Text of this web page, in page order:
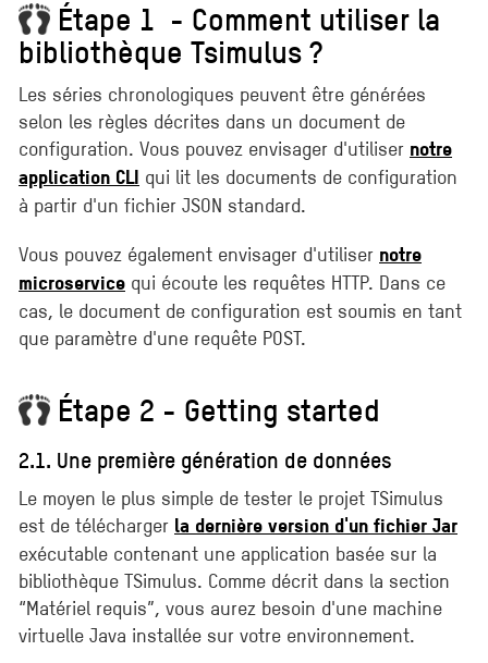
Étape 1 - Comment utiliser la
bibliothèque Tsimulus ?
Les séries chronologiques peuvent être générées
selon les règles décrites dans un document de
configuration. Vous pouvez envisager d'utiliser notre
application CLI qui lit les documents de configuration
à partir d'un fichier JSON standard.
Vous pouvez également envisager d'utiliser notre
microservice qui écoute les requêtes HTTP. Dans ce
cas, le document de configuration est soumis en tant
que paramètre d'une requête POST.
Étape 2 - Getting started
2.1. Une première génération de données
Le moyen le plus simple de tester le projet TSimulus
est de télécharger la dernière version d'un fichier Jar
exécutable contenant une application basée sur la
bibliothèque TSimulus. Comme décrit dans la section
“Matériel requis”, vous aurez besoin d'une machine
virtuelle Java installée sur votre environnement.